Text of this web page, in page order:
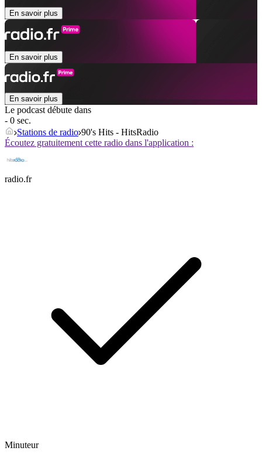
En savoir plus
En savoir plus
En savoir plus
Le podcast débute dans
- 0 sec.
Stations de radio 90's Hits - HitsRadio
Écoutez gratuitement cette radio dans l'application :
radio.fr
Minuteur